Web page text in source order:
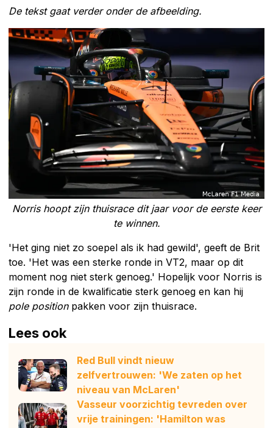
De tekst gaat verder onder de afbeelding.
Norris hoopt zijn thuisrace dit jaar voor de eerste keer
te winnen.
'Het ging niet zo soepel als ik had gewild', geeft de Brit
toe. 'Het was een sterke ronde in VT2, maar op dit
moment nog niet sterk genoeg.' Hopelijk voor Norris is
zijn ronde in de kwalificatie sterk genoeg en kan hij
pole positionpakken voor zijn thuisrace.
Lees ook
Red Bull vindt nieuw
zelfvertrouwen: 'We zaten op het
niveau van McLaren'
Vasseur voorzichtig tevreden over
vrije trainingen: 'Hamilton was